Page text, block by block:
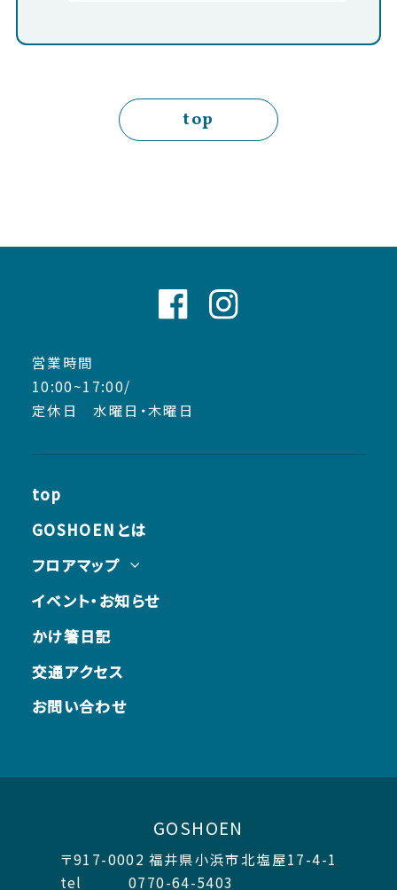
top
営業時間
10:00~17:00/
定休日 水曜日・木曜日
top
GOSHOENとは
フロアマップ
イベント・お知らせ
かけ箸日記
交通アクセス
お問い合わせ
GOSHOEN
〒917-0002 福井県小浜市北塩屋17-4-1
tel 0770-64-5403